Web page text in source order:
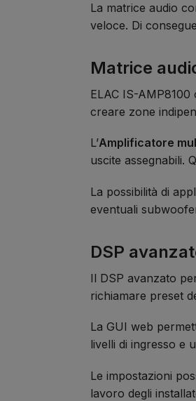
La matrice audio
veloce. Di
Matrice
ELAC IS-
creare zone
L’Amplificatore
uscite assegnabili.
La possibilità di
eventuali
DSP
Il DSP avanzato
richiamare preset
La GUI web
livelli di ingresso e
Le impostazioni
lavoro degli